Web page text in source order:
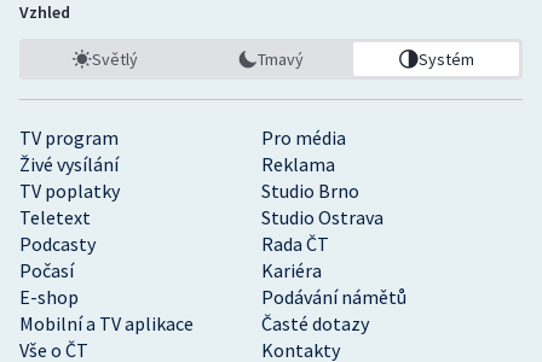
TV program
Pro média
Živé vysílání
Reklama
TV poplatky
Studio Brno
Teletext
Studio Ostrava
Podcasty
Rada ČT
Počasí
Kariéra
E-shop
Podávání námětů
Mobilní a TV aplikace
Časté dotazy
Vše o ČT
Kontakty
Vzhled
Světlý Tmavý Systém